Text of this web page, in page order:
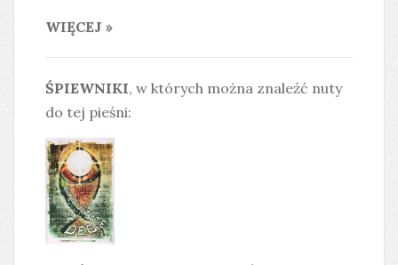
WIĘCEJ »
ŚPIEWNIKI, w których można znaleźć nuty
do tej pieśni: